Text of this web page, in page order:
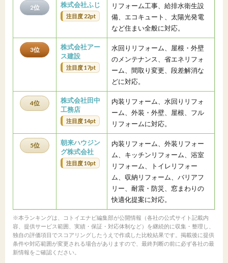
2位 株式会社ふじ
注目度 22pt
リフォーム工事、給排水衛生設
備、エコキュート、太陽光発電
など住まい全般に対応。
3位
株式会社アー
ス建設
注目度 17pt
水回りリフォーム、屋根・外壁
のメンテナンス、省エネリフォ
ーム、間取り変更、段差解消な
どに対応。
4位
株式会社田中
工務店
注目度 14pt
内装リフォーム、水回りリフォ
ーム、外装・外壁、屋根、フル
リフォームに対応。
5位
朝来ハウジン
グ株式会社
注目度 10pt
内装リフォーム、外装リフォー
ム、キッチンリフォーム、浴室
リフォーム、トイレリフォー
ム、収納リフォーム、バリアフ
リー、耐震・防災、窓まわりの
快適化提案に対応。
※本ランキングは、コトイエナビ編集部が公開情報（各社の公式サイト記載内
容、提供サービス範囲、実績・保証・対応体制など）を継続的に収集・整理し、
独自の評価項目でスコアリングしたうえで作成した比較結果です。掲載後に提供
条件や対応範囲が変更される場合がありますので、最終判断の前に必ず各社の最
新情報をご確認ください。